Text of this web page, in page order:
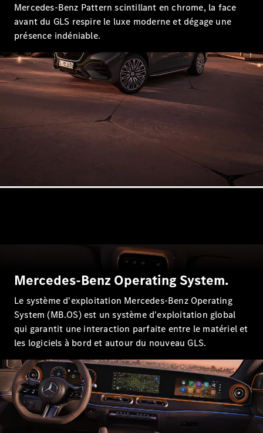
Mercedes-Benz Pattern scintillant en chrome, la face
avant du GLS respire le luxe moderne et dégage une
présence indéniable.
Mercedes-Benz Operating System.
Le système d'exploitation Mercedes-Benz Operating
System (MB.OS) est un système d'exploitation global
qui garantit une interaction parfaite entre le matériel et
les logiciels à bord et autour du nouveau GLS.